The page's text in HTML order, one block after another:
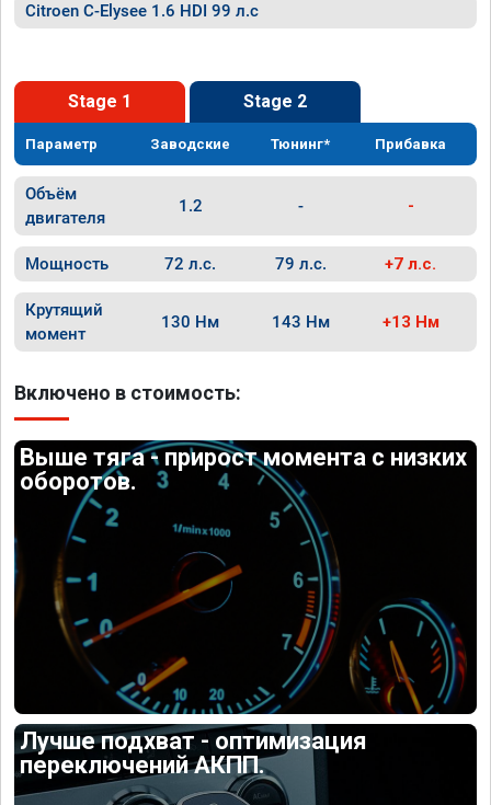
Citroen C-Elysee 1.6 HDI 99 л.с
Stage 1 Stage 2
Параметр Заводские Тюнинг* Прибавка
Объём
двигателя
1.2 - -
Мощность 72 л.с. 79 л.с. +7 л.с.
Крутящий
момент
130 Нм 143 Нм +13 Нм
Включено в стоимость:
Выше тяга - прирост момента с низких
оборотов.
Лучше подхват - оптимизация
переключений АКПП.